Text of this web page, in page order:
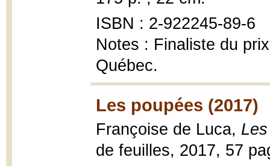
ISBN : 2-922245-89-6
Notes : Finaliste du
Québec.
Les poupées (2017)
Françoise de Luca,
de feuilles, 2017, 57